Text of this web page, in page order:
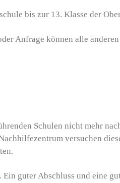
bis zur 13. Klasse der
Anfrage können alle
Schulen nicht mehr
versuchen
guter Abschluss und eine